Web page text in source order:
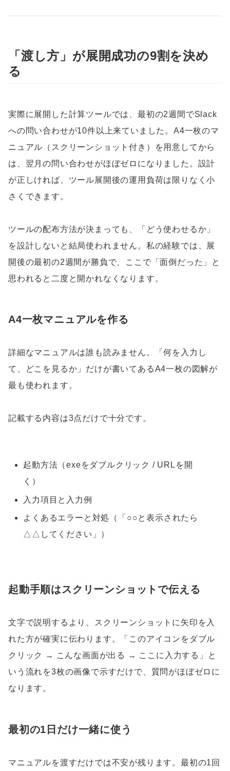
「渡し方」が展開成功の9割を決め
る
実際に展開した計算ツールでは、最初の2週間でSlack
への問い合わせが10件以上来ていました。A4一枚のマ
ニュアル（スクリーンショット付き）を用意してから
は、翌月の問い合わせがほぼゼロになりました。設計
が正しければ、ツール展開後の運用負荷は限りなく小
さくできます。
ツールの配布方法が決まっても、「どう使わせるか」
を設計しないと結局使われません。私の経験では、展
開後の最初の2週間が勝負で、ここで「面倒だった」と
思われると二度と開かれなくなります。
A4一枚マニュアルを作る
詳細なマニュアルは誰も読みません。「何を入力し
て、どこを見るか」だけが書いてあるA4一枚の図解が
最も使われます。
記載する内容は3点だけで十分です。
起動方法（exeをダブルクリック / URLを開
く）
入力項目と入力例
よくあるエラーと対処（「○○と表示されたら
△△してください」）
起動手順はスクリーンショットで伝える
文字で説明するより、スクリーンショットに矢印を入
れた方が確実に伝わります。「このアイコンをダブル
クリック → こんな画面が出る → ここに入力する」と
いう流れを3枚の画像で示すだけで、質問がほぼゼロに
なります。
最初の1日だけ一緒に使う
マニュアルを渡すだけでは不安が残ります。最初の1回